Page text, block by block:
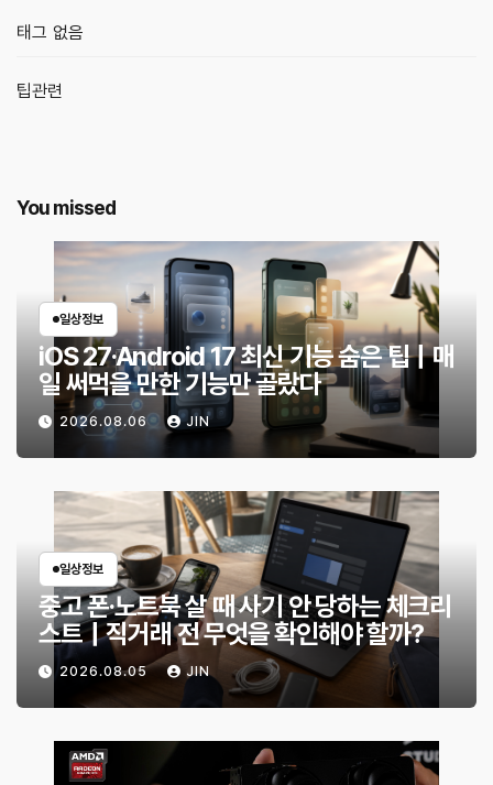
태그 없음
팁관련
You missed
일상정보
iOS 27·Android 17 최신 기능 숨은 팁｜매
일 써먹을 만한 기능만 골랐다
2026.08.06 JIN
일상정보
중고 폰·노트북 살 때 사기 안 당하는 체크리
스트｜직거래 전 무엇을 확인해야 할까?
2026.08.05 JIN